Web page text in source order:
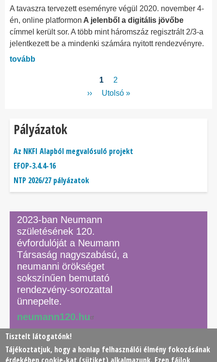
A tavaszra tervezett eseményre végül 2020. november 4-
én, online platformon A jelenből a digitális jövőbe
címmel került sor. A több mint háromszáz regisztrált 2/3-a
jelentkezett be a mindenki számára nyitott rendezvényre.
tovább
Jelenlegi
oldal
1 Page
2
Következő
››
Utolsó
Utolsó »
Pályázatok
Az NKFI Alapból megvalósuló projekt
EFOP-3.4.4-16
NTP 2026/27 pályázatok
2023-ban Neumann
születésének 120.
évfordulóját a Neumann
Társaság nagyszabású, a
neumanni örökséget
sokszínűen bemutató
rendezvény-sorozattal
ünnepelte.
neumann120.hu
© 2026 Neumann János Számítógéptudományi Társaság
Tisztelt látogatónk!
Tájékoztatjuk, hogy a honlap felhasználói élmény fokozásának